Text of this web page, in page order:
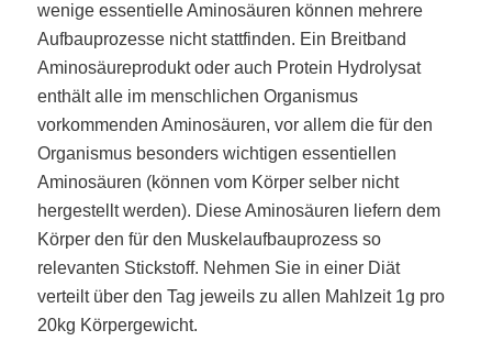
wenige essentielle Aminosäuren können mehrere
Aufbauprozesse nicht stattfinden. Ein Breitband
Aminosäureprodukt oder auch Protein Hydrolysat
enthält alle im menschlichen Organismus
vorkommenden Aminosäuren, vor allem die für den
Organismus besonders wichtigen essentiellen
Aminosäuren (können vom Körper selber nicht
hergestellt werden). Diese Aminosäuren liefern dem
Körper den für den Muskelaufbauprozess so
relevanten Stickstoff. Nehmen Sie in einer Diät
verteilt über den Tag jeweils zu allen Mahlzeit 1g pro
20kg Körpergewicht.